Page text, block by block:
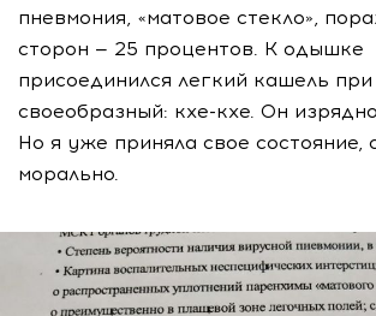
пневмония, «матовое стекло»,
сторон — 25 процентов. К одышке
присоединился легкий кашель
своеобразный: кхе-кхе. Он
Но я уже приняла свое состояние,
морально.